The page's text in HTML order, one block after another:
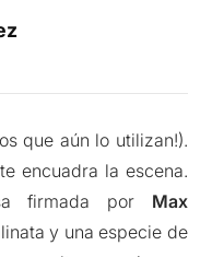
que aún lo utilizan!).
encuadra la escena.
firmada por Max
y una especie de